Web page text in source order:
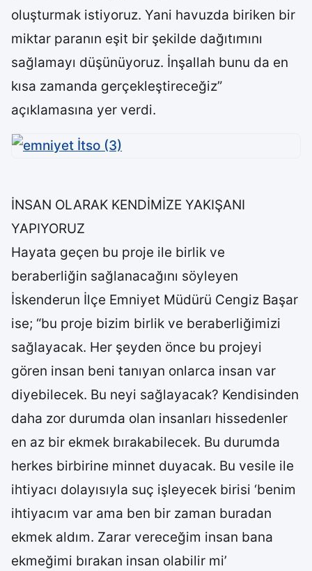
oluşturmak istiyoruz. Yani havuzda biriken bir
miktar paranın eşit bir şekilde dağıtımını
sağlamayı düşünüyoruz. İnşallah bunu da en
kısa zamanda gerçekleştireceğiz”
açıklamasına yer verdi.
İNSAN OLARAK KENDİMİZE YAKIŞANI
YAPIYORUZ
Hayata geçen bu proje ile birlik ve
beraberliğin sağlanacağını söyleyen
İskenderun İlçe Emniyet Müdürü Cengiz Başar
ise; “bu proje bizim birlik ve beraberliğimizi
sağlayacak. Her şeyden önce bu projeyi
gören insan beni tanıyan onlarca insan var
diyebilecek. Bu neyi sağlayacak? Kendisinden
daha zor durumda olan insanları hissedenler
en az bir ekmek bırakabilecek. Bu durumda
herkes birbirine minnet duyacak. Bu vesile ile
ihtiyacı dolayısıyla suç işleyecek birisi ‘benim
ihtiyacım var ama ben bir zaman buradan
ekmek aldım. Zarar vereceğim insan bana
ekmeğimi bırakan insan olabilir mi’